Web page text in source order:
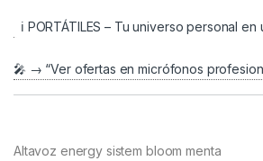
ℹ️ PORTÁTILES – Tu universo personal en
🎤 → “Ver ofertas en micrófonos
Altavoz energy sistem bloom menta